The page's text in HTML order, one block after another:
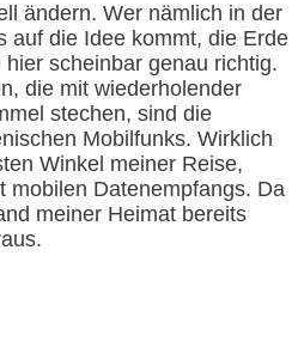
ändern. Wer nämlich in der
auf die Idee kommt, die Erde
scheinbar genau richtig.
die mit wiederholender
stechen, sind die
Mobilfunks. Wirklich
Winkel meiner Reise,
mobilen Datenempfangs. Da
meiner Heimat bereits